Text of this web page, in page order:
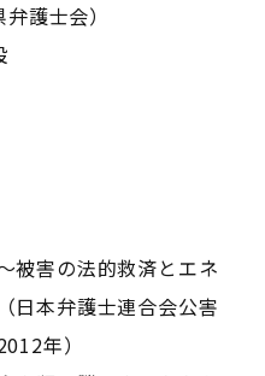
護士会）
被害の法的救済とエネ
日本弁護士連合会公害
年）